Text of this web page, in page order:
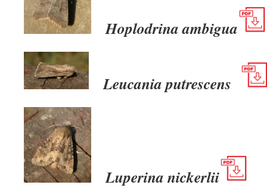
Hoplodrina ambigua
Leucania putrescens
Luperina nickerlii